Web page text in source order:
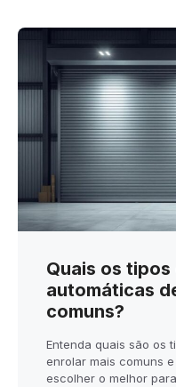
Quais os
automáticas
comuns?
Entenda quais são os
enrolar mais comuns
escolher o melhor